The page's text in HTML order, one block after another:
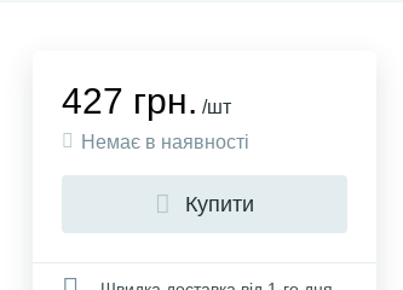
427 грн. /шт
Немає в наявності
Купити